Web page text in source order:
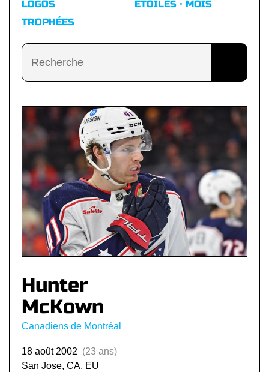
LOGOS
TROPHÉES
ÉTOILES · MOIS
Hunter
McKown
Canadiens de Montréal
18 août 2002 (23 ans)
San Jose, CA, EU